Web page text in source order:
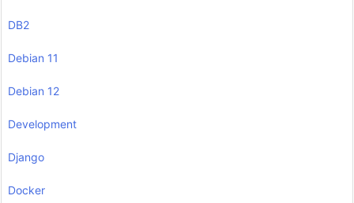
DB2
Debian 11
Debian 12
Development
Django
Docker